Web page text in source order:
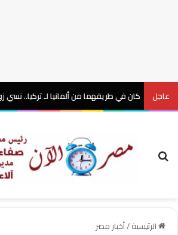
عاجل
كان في طريقهما من ألمانيا لـ تركيا.. نسي زوجته
بحث عن
الرئيسية/أخبار مصر